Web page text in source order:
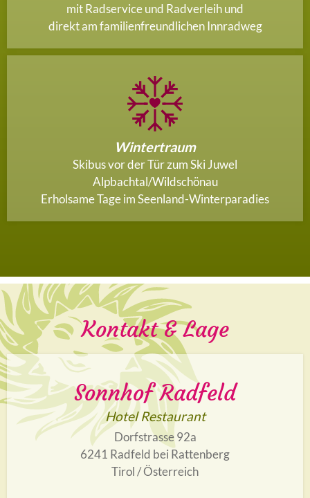
mit Radservice und Radverleih und
direkt am familienfreundlichen Innradweg
Wintertraum
Skibus vor der Tür zum Ski Juwel
Alpbachtal/Wildschönau
Erholsame Tage im Seenland-Winterparadies
Kontakt & Lage
Sonnhof Radfeld
Hotel Restaurant
Dorfstrasse 92a
6241 Radfeld bei Rattenberg
Tirol / Österreich